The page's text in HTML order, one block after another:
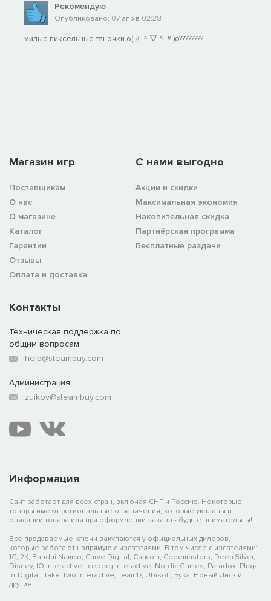
Рекомендую
Опубликовано: 07 апр в 02:28
милые пиксельные тяночки o(〃＾▽＾〃)o????????
Магазин игр
Поставщикам
О нас
О магазине
Каталог
Гарантии
Отзывы
Оплата и доставка
C нами выгодно
Акции и скидки
Максимальная экономия
Накопительная скидка
Партнёрская программа
Бесплатные раздачи
Информация
Сайт работает для всех стран, включая СНГ и Россию. Некоторые
товары имеют региональные ограничения, которые указаны в
описании товара или при оформлении заказа - будьте внимательны!
Все продаваемые ключи закупаются у официальных дилеров,
которые работают напрямую с издателями. В том числе с издателями:
1C, 2K, Bandai Namco, Curve Digital, Capcom, Codemasters, Deep Silver,
Disney, IO Interactive, Iceberg Interactive, Nordic Games, Paradox, Plug-
in-Digital, Take-Two Interactive, Team17, Ubisoft, Бука, Новый Диск и
другие
Контакты
Техническая поддержка по
общим вопросам:
help@steambuy.com
Администрация:
zuikov@steambuy.com